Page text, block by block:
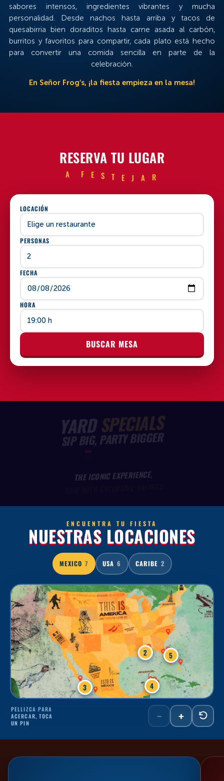
sabores intensos, ingredientes vibrantes y mucha
personalidad. Desde nachos hasta arriba y tacos de
quesabirria bien doraditos hasta carne asada al carbón,
burritos y favoritos para compartir, cada plato está hecho
para convertir una comida sencilla en parte de la
celebración.
En Señor Frog’s, ¡la fiesta empieza en la mesa!
RESERVA TU LUGAR
A F E S T E J A R
LOCACIÓN
PERSONAS
FECHA
HORA
BUSCAR MESA
YARDSPECIALS
SIP BIG, PARTY BIGGER
THE ICONIC EXPERIENCE,
ENCUENTRA TU FIESTA
NUESTRAS LOCACIONES
MEXICO 7 USA 6 CARIBE 2
4
3
2 5
PELLIZCA PARA
ACERCAR, TOCA
UN PIN
− +